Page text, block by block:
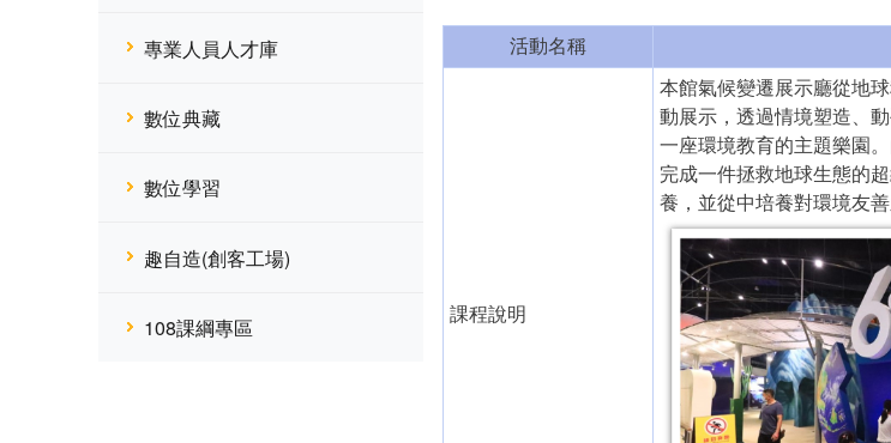
專業人員人才庫
數位典藏
數位學習
趣自造(創客工場)
108課綱專區
活動名稱
課程說明
本館氣候變遷展示廳從地
動展示，透過情境塑造、
一座環境教育的主題樂園
完成一件拯救地球生態的
養，並從中培養對環境友善